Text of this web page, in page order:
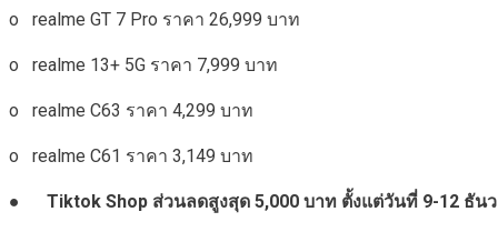
o realme GT 7 Pro ราคา 26,999 บาท
o realme 13+ 5G ราคา 7,999 บาท
o realme C63 ราคา 4,299 บาท
o realme C61 ราคา 3,149 บาท
● Tiktok Shop ส่วนลดสูงสุด 5,000 บาท ตั้งแต่วันที่ 9-12 ธัน